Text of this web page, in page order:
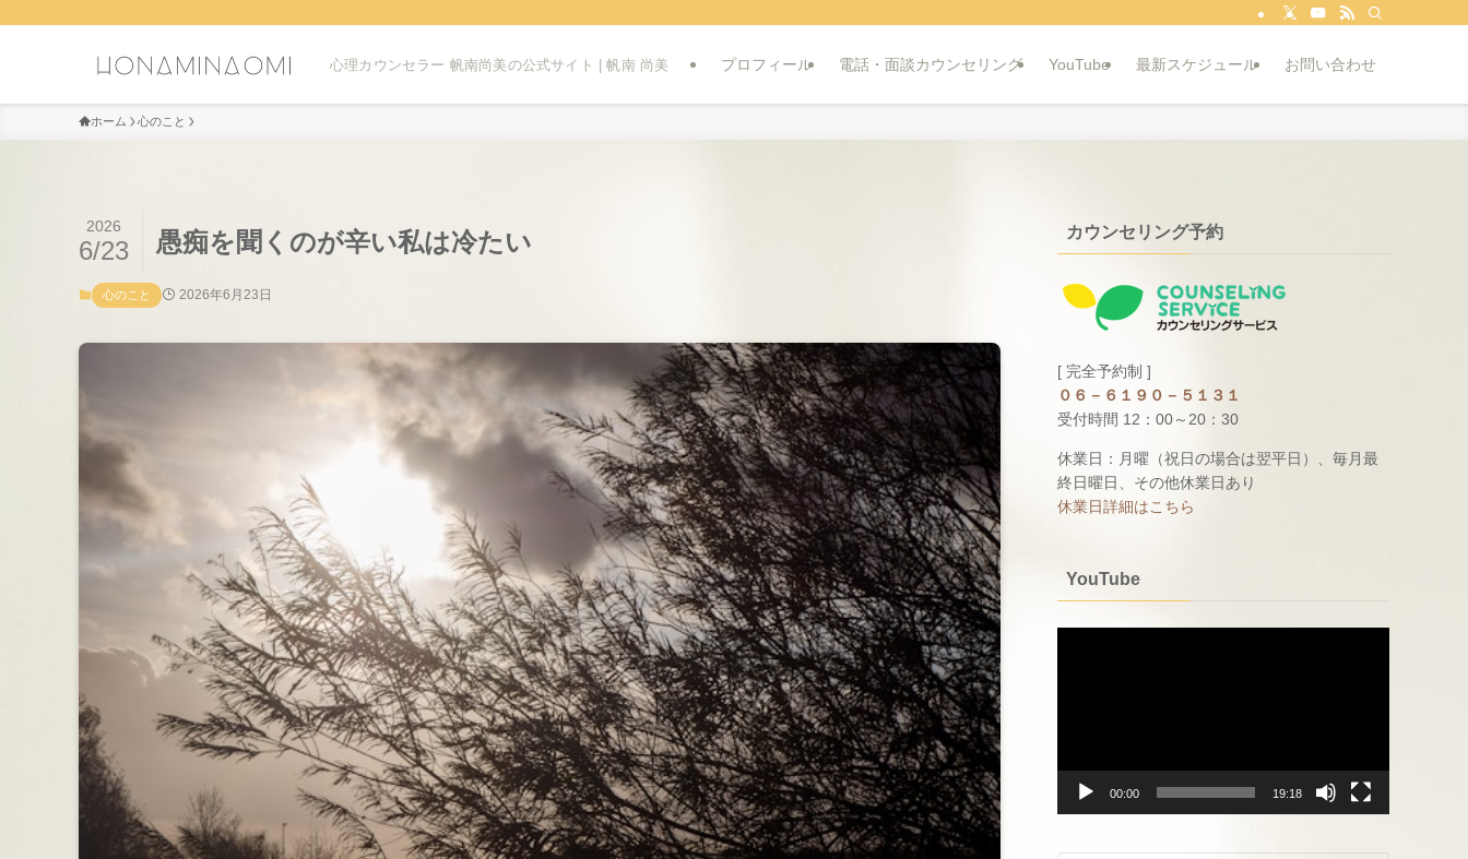
心理カウンセラー 帆南尚美の公式サイト | 帆南 尚美 プロフィール 電話・面談カウンセリング YouTube 最新スケジュール お問い合わせ
ホーム 心のこと
愚痴を聞くのが辛い私は冷たい
2026
6/23
心のこと 2026年6月23日
カウンセリング予約
[ 完全予約制 ]
０６－６１９０－５１３１
受付時間 12：00～20：30
休業日：月曜（祝日の場合は翌平日）、毎月最
終日曜日、その他休業日あり
休業日詳細はこちら
YouTube
00:00 19:18